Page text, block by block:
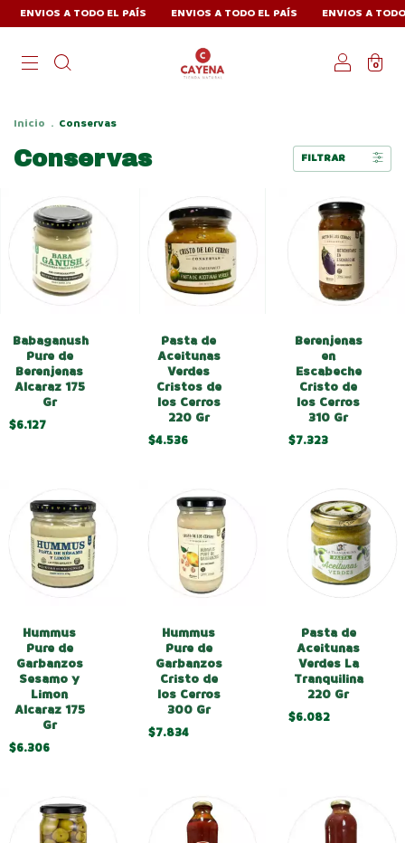
ENVIOS A TODO EL PAÍS ENVIOS A TODO EL PAÍS ENVIOS A TODO
0
Inicio . Conservas
Conservas FILTRAR
Babaganush
Pure de
Berenjenas
Alcaraz 175
Gr
$6.127
Pasta de
Aceitunas
Verdes
Cristos de
los Cerros
220 Gr
$4.536
Berenjenas
en
Escabeche
Cristo de
los Cerros
310 Gr
$7.323
Hummus
Pure de
Garbanzos
Sesamo y
Limon
Alcaraz 175
Gr
$6.306
Hummus
Pure de
Garbanzos
Cristo de
los Cerros
300 Gr
$7.834
Pasta de
Aceitunas
Verdes La
Tranquilina
220 Gr
$6.082